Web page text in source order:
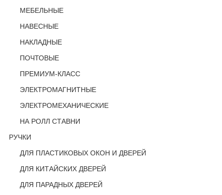
МЕБЕЛЬНЫЕ
НАВЕСНЫЕ
НАКЛАДНЫЕ
ПОЧТОВЫЕ
ПРЕМИУМ-КЛАСС
ЭЛЕКТРОМАГНИТНЫЕ
ЭЛЕКТРОМЕХАНИЧЕСКИЕ
НА РОЛЛ СТАВНИ
РУЧКИ
ДЛЯ ПЛАСТИКОВЫХ ОКОН И ДВЕРЕЙ
ДЛЯ КИТАЙСКИХ ДВЕРЕЙ
ДЛЯ ПАРАДНЫХ ДВЕРЕЙ